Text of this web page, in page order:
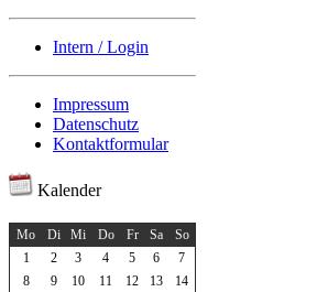
Intern / Login
Impressum
Datenschutz
Kontaktformular
Kalender
Mo
Di Mi Do Fr Sa
So
1
2 3 4 5 6
7
8
9 10 11 12 13
14